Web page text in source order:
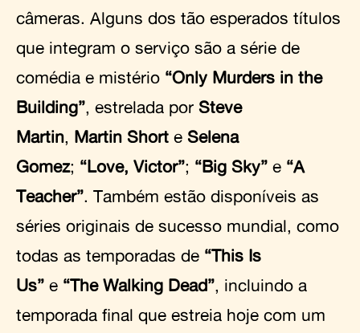
câmeras. Alguns dos tão esperados títulos
que integram o serviço são a série de
comédia e mistério “Only Murders in the
Building”, estrelada por Steve
Martin, Martin Short e Selena
Gomez; “Love, Victor”; “Big Sky” e “A
Teacher”. Também estão disponíveis as
séries originais de sucesso mundial, como
todas as temporadas de “This Is
Us” e “The Walking Dead”, incluindo a
temporada final que estreia hoje com um